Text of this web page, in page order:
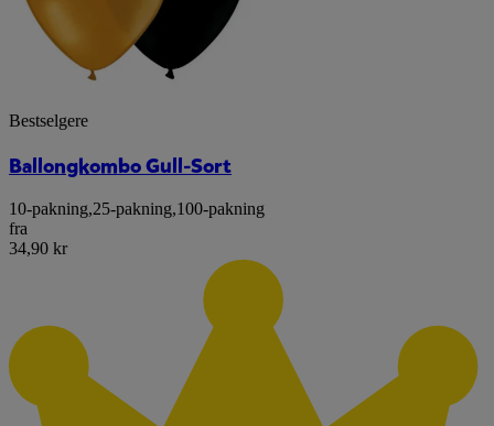
Bestselgere
Ballongkombo Gull-Sort
10-pakning,25-pakning,100-pakning
fra
34,90 kr